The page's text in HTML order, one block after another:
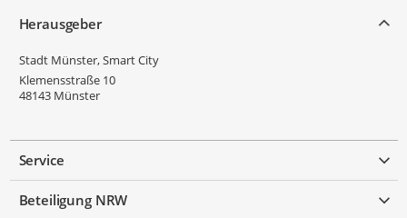
Herausgeber
Stadt Münster, Smart City
Klemensstraße 10
48143 Münster
Service
Beteiligung NRW